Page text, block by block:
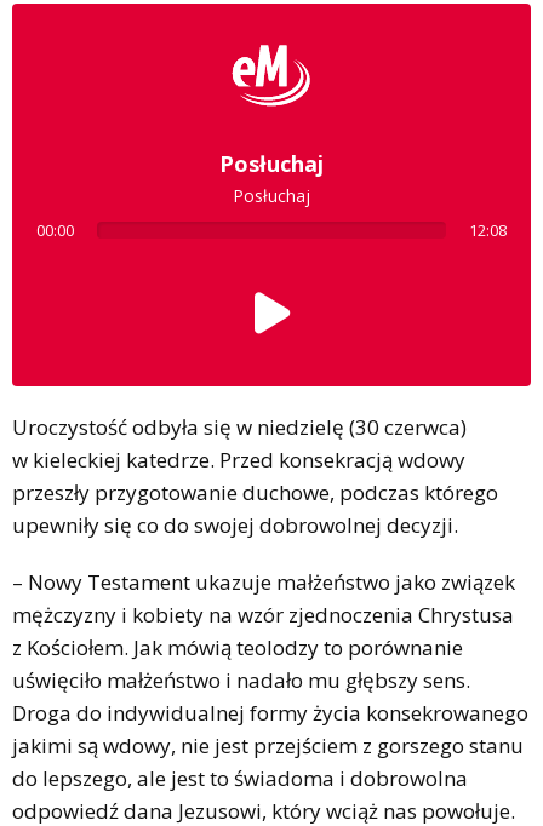
Posłuchaj
Posłuchaj
00:00 12:08
Uroczystość odbyła się w niedzielę (30 czerwca)
w kieleckiej katedrze. Przed konsekracją wdowy
przeszły przygotowanie duchowe, podczas którego
upewniły się co do swojej dobrowolnej decyzji.
– Nowy Testament ukazuje małżeństwo jako związek
mężczyzny i kobiety na wzór zjednoczenia Chrystusa
z Kościołem. Jak mówią teolodzy to porównanie
uświęciło małżeństwo i nadało mu głębszy sens.
Droga do indywidualnej formy życia konsekrowanego
jakimi są wdowy, nie jest przejściem z gorszego stanu
do lepszego, ale jest to świadoma i dobrowolna
odpowiedź dana Jezusowi, który wciąż nas powołuje.